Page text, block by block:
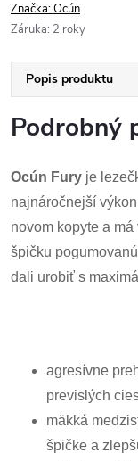
Značka:Ocún
Záruka: 2 roky
Popis produktu
Podrobný
Ocún Fury je
najnáročnejší
novom kopyte a
špičku
dali urobiť s
agresívne
previslých
mäkká
špičke a